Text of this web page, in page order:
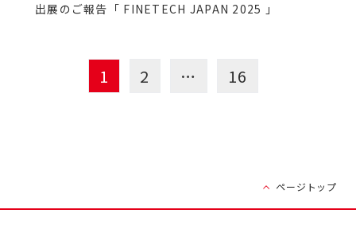
出展のご報告「 FINETECH JAPAN 2025 」
1 2 … 16
ページトップ